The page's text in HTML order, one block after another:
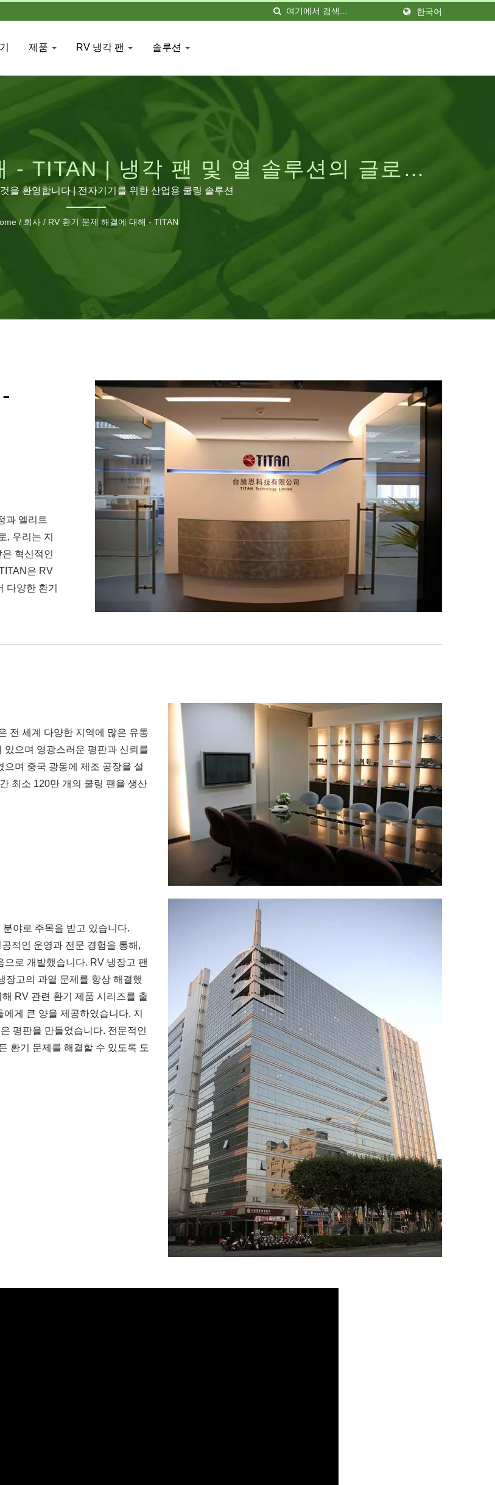
한국어
제품 RV 냉각 팬 솔루션
- TITAN | 냉각 팬 및 열 솔루션의 글로벌
업체 | TITAN 제조
을 환영합니다 | 전자기기를 위한 산업용 쿨링 솔루션
/ 회사 / RV 환기 문제 해결에 대해 - TITAN
과 엘리트
, 우리는 지
혁신적인
은 RV
다양한 환기
전 세계 다양한 지역에 많은 유통
으며 영광스러운 평판과 신뢰를
며 중국 광동에 제조 공장을 설
최소 120만 개의 쿨링 팬을 생산
야로 주목을 받고 있습니다.
적인 운영과 전문 경험을 통해,
로 개발했습니다. RV 냉장고 팬
장고의 과열 문제를 항상 해결했
RV 관련 환기 제품 시리즈를 출
게 큰 양을 제공하였습니다. 지
평판을 만들었습니다. 전문적인
환기 문제를 해결할 수 있도록 도